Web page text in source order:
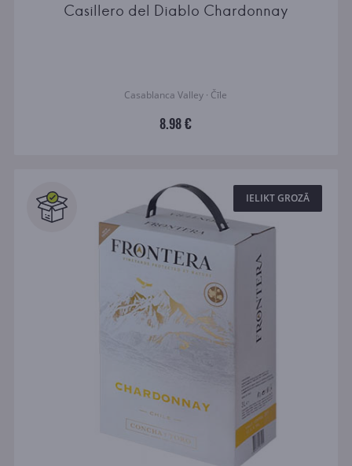
Casillero del Diablo Chardonnay
Casablanca Valley · Čīle
8.98 €
IELIKT GROZĀ